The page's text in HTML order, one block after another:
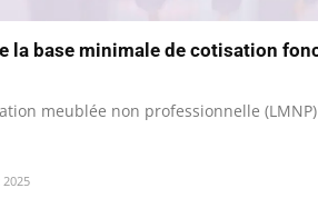
la base minimale de cotisation
meublée non professionnelle (LMNP)